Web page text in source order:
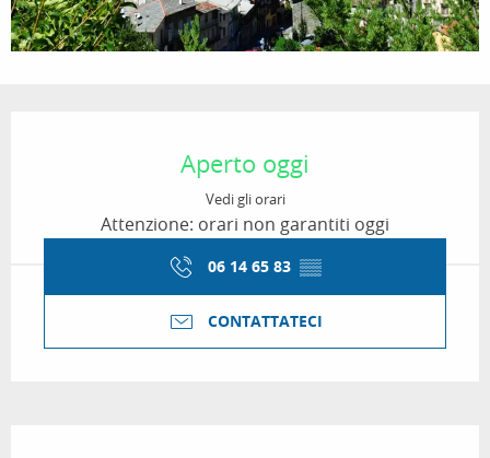
Aperto oggi
Vedi gli orari
Attenzione: orari non garantiti oggi
06 14 65 83 ▒▒
CONTATTATECI